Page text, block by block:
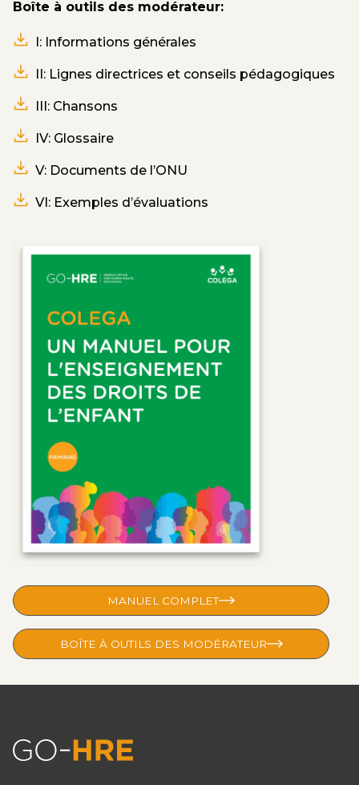
Boîte à outils des modérateur:
I: Informations générales
II: Lignes directrices et conseils pédagogiques
III: Chansons
IV: Glossaire
V: Documents de l’ONU
VI: Exemples d’évaluations
MANUEL COMPLET
BOÎTE À OUTILS DES MODÉRATEUR